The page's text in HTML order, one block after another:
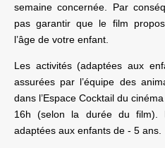
semaine concernée. Par
pas garantir que le film
l’âge de votre enfant.
Les activités (adaptées aux
assurées par l’équipe des
dans l’Espace Cocktail du
16h (selon la durée du film).
adaptées aux enfants de - 5 ans.